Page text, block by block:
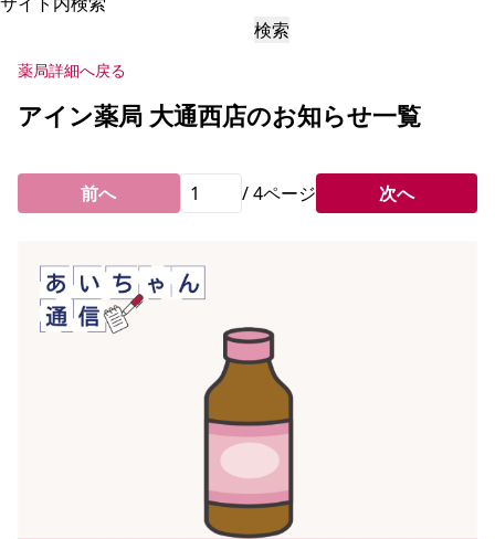
検索
薬局詳細へ戻る
アイン薬局 大通西店のお知らせ一覧
前へ /4ページ 次へ